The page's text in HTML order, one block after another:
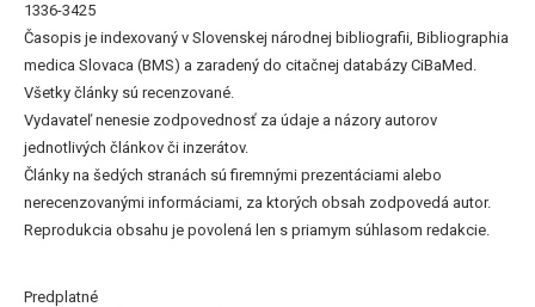
1336-3425
Časopis je indexovaný v Slovenskej národnej bibliografii, Bibliographia
medica Slovaca (BMS) a zaradený do citačnej databázy CiBaMed.
Všetky články sú recenzované.
Vydavateľ nenesie zodpovednosť za údaje a názory autorov
jednotlivých článkov či inzerátov.
Články na šedých stranách sú firemnými prezentáciami alebo
nerecenzovanými informáciami, za ktorých obsah zodpovedá autor.
Reprodukcia obsahu je povolená len s priamym súhlasom redakcie.
Predplatné